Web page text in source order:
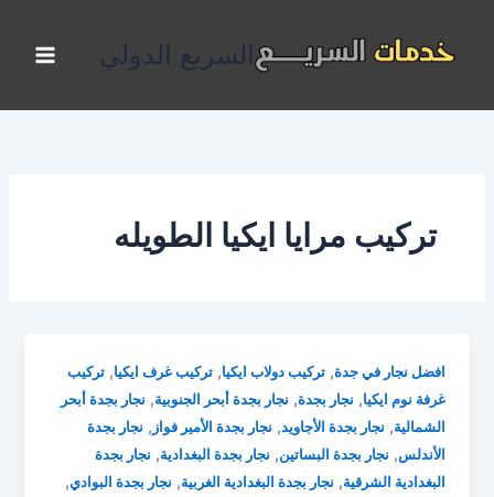
المحتوى
السريع الدولي
تركيب مرايا ايكيا الطويله
افضل نجار في جدة,تركيب دولاب ايكيا,تركيب غرف ايكيا,تركيب
غرفة نوم ايكيا, نجار بجدة, نجار بجدة أبحر الجنوبية, نجار بجدة أبحر
الشمالية, نجار بجدة الأجاويد, نجار بجدة الأمير فواز , نجار بجدة
الأندلس, نجار بجدة البساتين, نجار بجدة البغدادية, نجار بجدة
البغدادية الشرقية, نجار بجدة البغدادية الغربية, نجار بجدة البوادي,